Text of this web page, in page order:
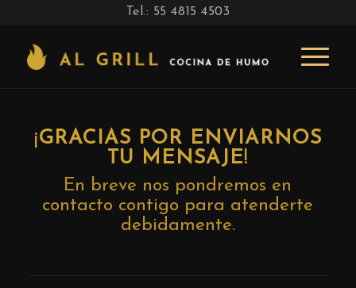
Tel.: 55 4815 4503
¡GRACIAS POR ENVIARNOS
TU MENSAJE!
En breve nos pondremos en
contacto contigo para atenderte
debidamente.